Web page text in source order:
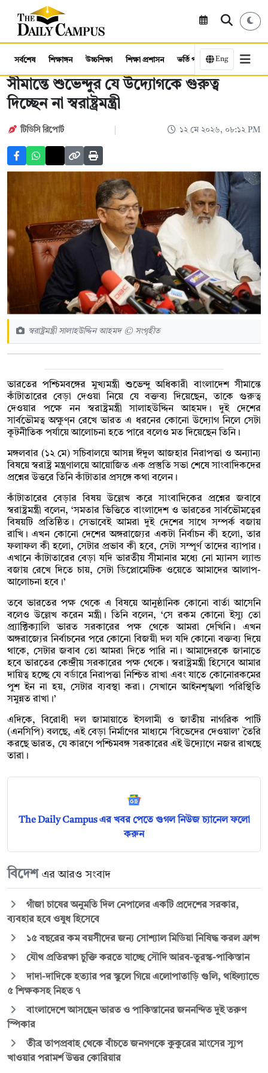
সর্বশেষ শিক্ষাঙ্গন উচ্চশিক্ষা শিক্ষা প্রশাসন ভর্তি পরীক্ষা কর্মসংস্থান
Eng
সীমান্তে শুভেন্দুর যে উদ্যোগকে গুরুত্ব
দিচ্ছেন না স্বরাষ্ট্রমন্ত্রী
টিডিসি রিপোর্ট ১২ মে ২০২৬, ০৮:১২ PM
স্বরাষ্ট্রমন্ত্রী সালাহউদ্দিন আহমদ © সংগৃহীত
ভারতের পশ্চিমবঙ্গের মুখ্যমন্ত্রী শুভেন্দু অধিকারী বাংলাদেশ সীমান্তে
কাঁটাতারের বেড়া দেওয়া নিয়ে যে বক্তব্য দিয়েছেন, তাকে গুরুত্ব
দেওয়ার পক্ষে নন স্বরাষ্ট্রমন্ত্রী সালাহউদ্দিন আহমদ। দুই দেশের
সার্বভৌমত্ব অক্ষুণ্ন রেখে ভারত এ ধরনের কোনো উদ্যোগ নিলে সেটা
কূটনীতিক পর্যায়ে আলোচনা হতে পারে বলেও মত দিয়েছেন তিনি।
মঙ্গলবার (১২ মে) সচিবালয়ে আসন্ন ঈদুল আজহার নিরাপত্তা ও অন্যান্য
বিষয়ে স্বরাষ্ট্র মন্ত্রণালয়ে আয়োজিত এক প্রস্তুতি সভা শেষে সাংবাদিকদের
প্রশ্নের উত্তরে তিনি কাঁটাতার প্রসঙ্গে কথা বলেন।
কাঁটাতারের বেড়ার বিষয় উল্লেখ করে সাংবাদিকের প্রশ্নের জবাবে
স্বরাষ্ট্রমন্ত্রী বলেন, ‘সমতার ভিত্তিতে বাংলাদেশ ও ভারতের সার্বভৌমত্বের
বিষয়টি প্রতিষ্ঠিত। সেভাবেই আমরা দুই দেশের সাথে সম্পর্ক বজায়
রাখি। এখন কোনো দেশের অঙ্গরাজ্যের একটা নির্বাচন কী হলো, তার
ফলাফল কী হলো, সেটার প্রভাব কী হবে, সেটা সম্পূর্ণ তাদের ব্যাপার।
এখানে কাঁটাতারের বেড়া যদি ভারতীয় সীমানার মধ্যে নো ম্যানস ল্যান্ড
বজায় রেখে দিতে চায়, সেটা ডিপ্লোমেটিক ওয়েতে আমাদের আলাপ-
আলোচনা হবে।’
তবে ভারতের পক্ষ থেকে এ বিষয়ে আনুষ্ঠানিক কোনো বার্তা আসেনি
বলেও উল্লেখ করেন মন্ত্রী। তিনি বলেন, ‘সে রকম কোনো ইস্যু তো
প্র্যাক্টিক্যালি ভারত সরকারের পক্ষ থেকে আমরা দেখিনি। এখন
অঙ্গরাজ্যের নির্বাচনের পরে কোনো বিজয়ী দল যদি কোনো বক্তব্য দিয়ে
থাকে, সেটার জবাব তো আমরা দিতে পারি না। আমাদেরকে জানাতে
হবে ভারতের কেন্দ্রীয় সরকারের পক্ষ থেকে। স্বরাষ্ট্রমন্ত্রী হিসেবে আমার
দায়িত্ব হচ্ছে যে বর্ডারে নিরাপত্তা নিশ্চিত রাখা এবং যাতে কোনোরকমের
পুশ ইন না হয়, সেটার ব্যবস্থা করা। সেখানে আইনশৃঙ্খলা পরিস্থিতি
সমুন্নত রাখা।’
এদিকে, বিরোধী দল জামায়াতে ইসলামী ও জাতীয় নাগরিক পার্টি
(এনসিপি) বলছে, এই বেড়া নির্মাণের মাধ্যমে 'বিভেদের দেওয়াল' তৈরি
করছে ভারত, যে কারণে পশ্চিমবঙ্গ সরকারের এই উদ্যোগে নজর রাখছে
তারা।
The Daily Campus এর খবর পেতে গুগল নিউজ চ্যানেল ফলো
করুন
বিদেশ এর আরও সংবাদ
গাঁজা চাষের অনুমতি দিল নেপালের একটি প্রদেশের সরকার,
ব্যবহার হবে ওষুধ হিসেবে
১৫ বছরের কম বয়সীদের জন্য সোশ্যাল মিডিয়া নিষিদ্ধ করল ফ্রান্স
যৌথ প্রতিরক্ষা চুক্তি করতে যাচ্ছে সৌদি আরব-তুরস্ক-পাকিস্তান
দাদা-দাদিকে হত্যার পর স্কুলে গিয়ে এলোপাতাড়ি গুলি, থাইল্যান্ডে
৫ শিক্ষকসহ নিহত ৭
বাংলাদেশে আসছেন ভারত ও পাকিস্তানের জননন্দিত দুই তরুণ
স্পিকার
তীব্র তাপপ্রবাহ থেকে বাঁচতে জনগণকে কুকুরের মাংসের স্যুপ
খাওয়ার পরামর্শ উত্তর কোরিয়ার